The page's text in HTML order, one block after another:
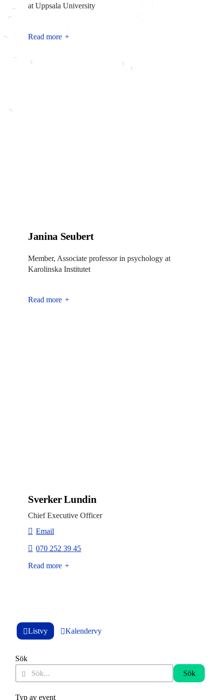
at Uppsala University
Read more
Janina Seubert
Member, Associate professor in psychology at
Karolinska Institutet
Read more
Sverker Lundin
Chief Executive Officer
Email
070 252 39 45
Read more
Listvy Kalendervy
Typ av event
Sök
Sök